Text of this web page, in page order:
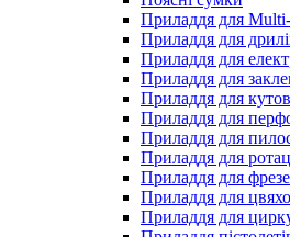
Приладдя для
Приладдя для
Приладдя для
Приладдя для
Приладдя для
Приладдя для
Приладдя для
Приладдя для
Приладдя для
Приладдя для
Приладдя для